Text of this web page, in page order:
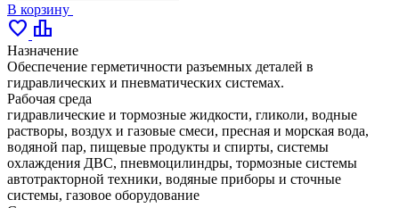
В корзину
favorite leaderboard
Назначение
Обеспечение герметичности разъемных деталей в
гидравлических и пневматических системах.
Рабочая среда
гидравлические и тормозные жидкости, гликоли, водные
растворы, воздух и газовые смеси, пресная и морская вода,
водяной пар, пищевые продукты и спирты, системы
охлаждения ДВС, пневмоцилиндры, тормозные системы
автотракторной техники, водяные приборы и сточные
системы, газовое оборудование